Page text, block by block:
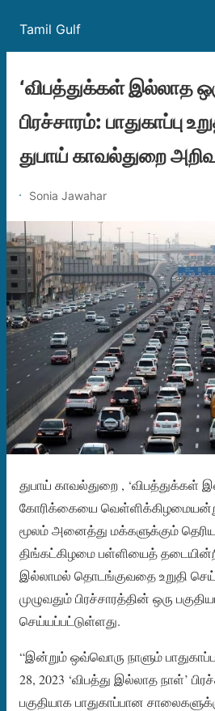
Tamil Gulf
‘விபத்துக்கள் இல்லாத
பிரச்சாரம்: பாதுகாப்பு
துபாய் காவல்துறை
Sonia Jawahar
துபாய் காவல்துறை , ‘விபத்துக்கள்
கோரிக்கையை வெள்ளிக்கிழமையன்று
மூலம் அனைத்து மக்களுக்கும்
திங்கட்கிழமை பள்ளியைத்
இல்லாமல் தொடங்குவதை உறுதி
முழுவதும் பிரச்சாரத்தின் ஒரு
செய்யப்பட்டுள்ளது.
“இன்றும் ஒவ்வொரு நாளும்
28, 2023 ‘விபத்து இல்லாத நாள்’
பகுதியாக பாதுகாப்பான